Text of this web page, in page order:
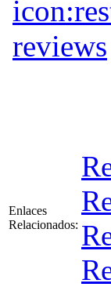
Enlaces
Relacionados: